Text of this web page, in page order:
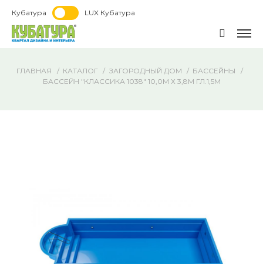
Кубатура LUX Кубатура
ГЛАВНАЯ КАТАЛОГ ЗАГОРОДНЫЙ ДОМ
БАССЕЙНЫ
БАССЕЙН "КЛАССИКА 1038" 10,0М Х 3,8М ГЛ.1,5М